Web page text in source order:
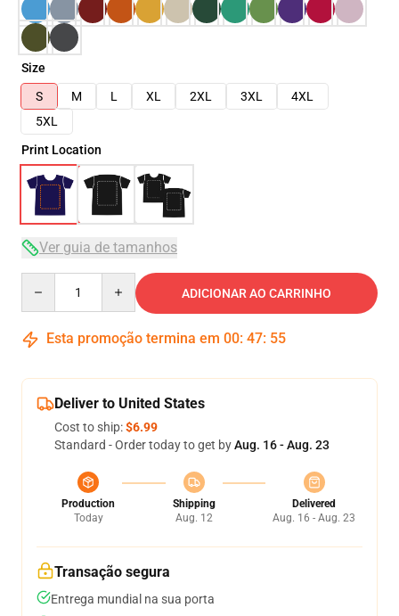
Size
S
M L XL 2XL 3XL
4XL
5XL
Print Location
Ver guia de tamanhos
ADICIONAR AO CARRINHO
Esta promoção termina em 00: 47: 54
Deliver to United States
Cost to ship:$6.99
Standard - Order today to get byAug. 16 - Aug. 23
Production
Today
Shipping
Aug. 12
Delivered
Aug. 16 - Aug. 23
Transação segura
Entrega mundial na sua porta